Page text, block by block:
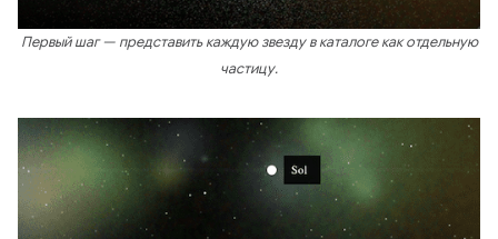
Первый шаг — представить каждую звезду в каталоге как отдельную
частицу.